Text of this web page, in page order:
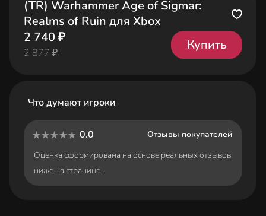
(TR) Warhammer Age of Sigmar:
Realms of Ruin для Xbox
2 740 ₽
2 877 ₽
Купить
Что думают игроки
0.0
Отзывы покупателей
Оценка сформирована на основе реальных отзывов
ниже на странице.